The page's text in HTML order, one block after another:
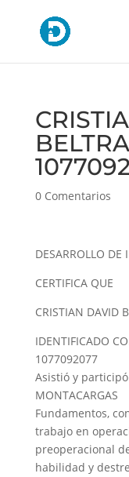
0 Comentarios
DESARROLLO DE
CERTIFICA QUE
CRISTIAN DAVID
IDENTIFICADO
1077092077
Asistió y participó
MONTACARGAS
Fundamentos,
trabajo en
preoperacional
habilidad y